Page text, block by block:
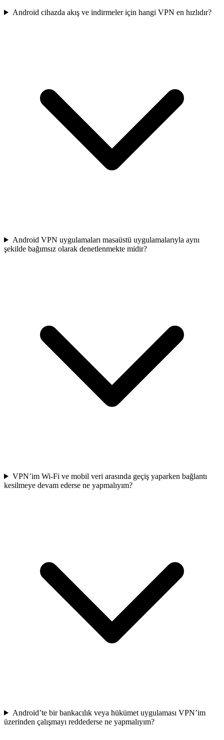
Android cihazda akış ve indirmeler için hangi VPN en hızlıdır?
Android VPN uygulamaları masaüstü uygulamalarıyla aynı
şekilde bağımsız olarak denetlenmekte midir?
VPN’im Wi-Fi ve mobil veri arasında geçiş yaparken bağlantı
kesilmeye devam ederse ne yapmalıyım?
Android’te bir bankacılık veya hükümet uygulaması VPN’im
üzerinden çalışmayı reddederse ne yapmalıyım?